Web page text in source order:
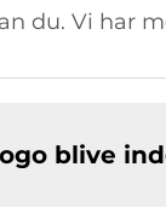
du. Vi har
blive